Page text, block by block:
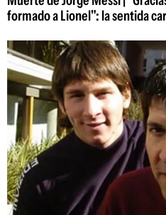
formado a Lionel": la sentida